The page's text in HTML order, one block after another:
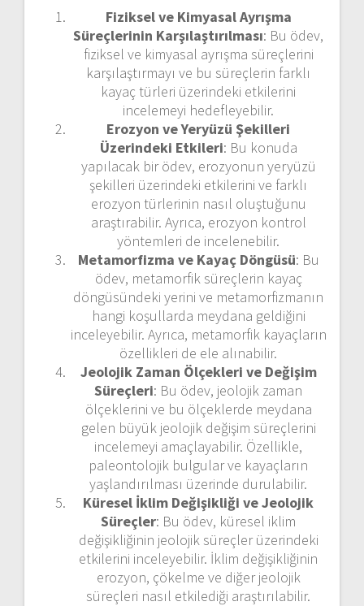
Fiziksel ve Kimyasal Ayrışma
Süreçlerinin Karşılaştırılması: Bu ödev,
fiziksel ve kimyasal ayrışma süreçlerini
karşılaştırmayı ve bu süreçlerin farklı
kayaç türleri üzerindeki etkilerini
incelemeyi hedefleyebilir.
Erozyon ve Yeryüzü Şekilleri
Üzerindeki Etkileri: Bu konuda
yapılacak bir ödev, erozyonun yeryüzü
şekilleri üzerindeki etkilerini ve farklı
erozyon türlerinin nasıl oluştuğunu
araştırabilir. Ayrıca, erozyon kontrol
yöntemleri de incelenebilir.
Metamorfizma ve Kayaç Döngüsü: Bu
ödev, metamorfik süreçlerin kayaç
döngüsündeki yerini ve metamorfizmanın
hangi koşullarda meydana geldiğini
inceleyebilir. Ayrıca, metamorfik kayaçların
özellikleri de ele alınabilir.
Jeolojik Zaman Ölçekleri ve Değişim
Süreçleri: Bu ödev, jeolojik zaman
ölçeklerini ve bu ölçeklerde meydana
gelen büyük jeolojik değişim süreçlerini
incelemeyi amaçlayabilir. Özellikle,
paleontolojik bulgular ve kayaçların
yaşlandırılması üzerinde durulabilir.
Küresel İklim Değişikliği ve Jeolojik
Süreçler: Bu ödev, küresel iklim
değişikliğinin jeolojik süreçler üzerindeki
etkilerini inceleyebilir. İklim değişikliğinin
erozyon, çökelme ve diğer jeolojik
süreçleri nasıl etkilediği araştırılabilir.